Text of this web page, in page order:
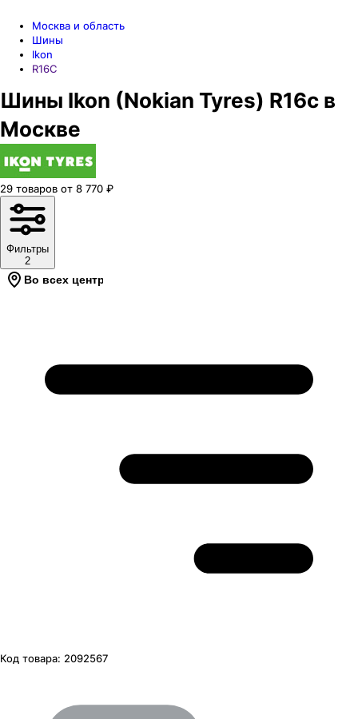
Москва и область
Шины
Ikon
R16C
Шины Ikon (Nokian Tyres) R16c в
Москве
29 товаров от 8 770 ₽
Фильтры
2
Во всех центрах
Код товара: 2092567